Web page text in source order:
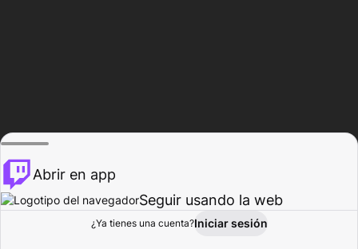
Explorar Actividad
Abrir en app
Seguir usando la web
¿Ya tienes una cuenta?Iniciar sesión